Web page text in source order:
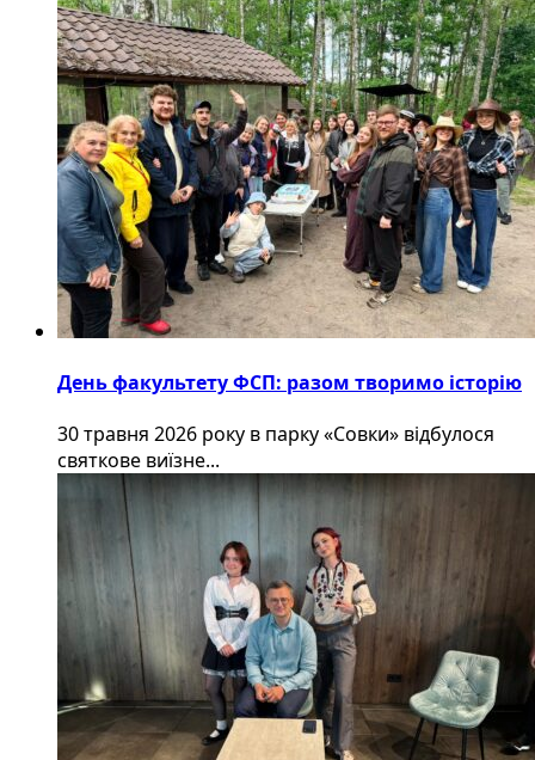
День факультету ФСП: разом творимо історію
30 травня 2026 року в парку «Совки» відбулося
святкове виїзне...